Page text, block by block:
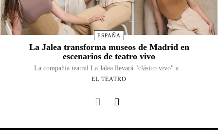
ESPAÑA
La Jalea transforma museos de Madrid en
escenarios de teatro vivo
La compañía teatral La Jalea llevará "clásico vivo" a...
EL TEATRO